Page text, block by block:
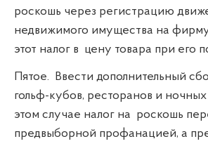
роскошь через регистрацию
недвижимого имущества на
этот налог в цену товара при его
Пятое.
Ввести дополнительный
гольф-кубов, ресторанов и ночных
этом случае налог на роскошь
предвыборной профанацией, а